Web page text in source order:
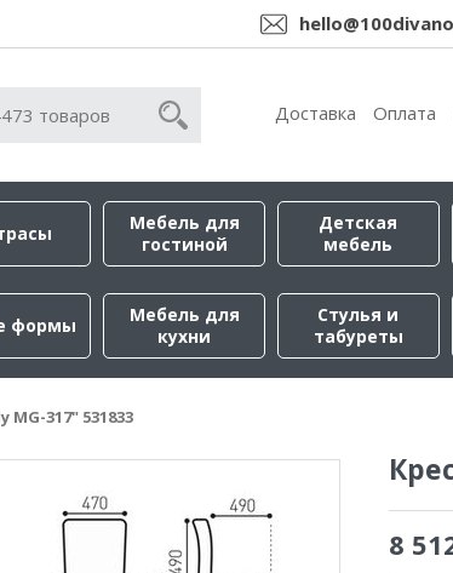
Доставка Оплата
Мебель для
гостиной
Детская
мебель
формы
Мебель для
кухни
Стулья и
табуреты
MG-317" 531833
8